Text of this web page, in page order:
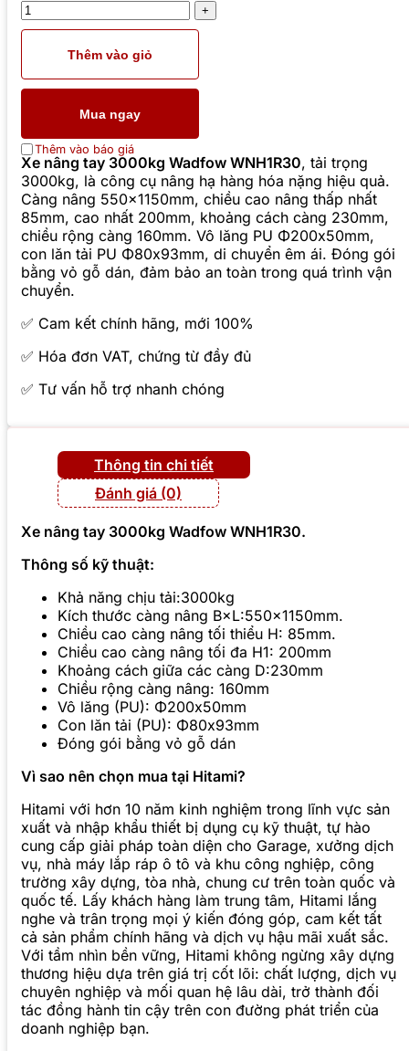
Thêm vào giỏ
Mua ngay
Thêm vào báo giá
Xe nâng tay 3000kg Wadfow WNH1R30, tải trọng
3000kg, là công cụ nâng hạ hàng hóa nặng hiệu quả.
Càng nâng 550x1150mm, chiều cao nâng thấp nhất
85mm, cao nhất 200mm, khoảng cách càng 230mm,
chiều rộng càng 160mm. Vô lăng PU Φ200x50mm,
con lăn tải PU Φ80x93mm, di chuyển êm ái. Đóng gói
bằng vỏ gỗ dán, đảm bảo an toàn trong quá trình vận
chuyển.
✅ Cam kết chính hãng, mới 100%
✅ Hóa đơn VAT, chứng từ đầy đủ
✅ Tư vấn hỗ trợ nhanh chóng
Thông tin chi tiết
Đánh giá (0)
Xe nâng tay 3000kg Wadfow WNH1R30.
Thông số kỹ thuật:
Khả năng chịu tải:3000kg
Kích thước càng nâng B×L:550×1150mm.
Chiều cao càng nâng tối thiểu H: 85mm.
Chiều cao càng nâng tối đa H1: 200mm
Khoảng cách giữa các càng D:230mm
Chiều rộng càng nâng: 160mm
Vô lăng (PU): Φ200x50mm
Con lăn tải (PU): Φ80x93mm
Đóng gói bằng vỏ gỗ dán
Vì sao nên chọn mua tại Hitami?
Hitami với hơn 10 năm kinh nghiệm trong lĩnh vực sản
xuất và nhập khẩu thiết bị dụng cụ kỹ thuật, tự hào
cung cấp giải pháp toàn diện cho Garage, xưởng dịch
vụ, nhà máy lắp ráp ô tô và khu công nghiệp, công
trường xây dựng, tòa nhà, chung cư trên toàn quốc và
quốc tế. Lấy khách hàng làm trung tâm, Hitami lắng
nghe và trân trọng mọi ý kiến đóng góp, cam kết tất
cả sản phẩm chính hãng và dịch vụ hậu mãi xuất sắc.
Với tầm nhìn bền vững, Hitami không ngừng xây dựng
thương hiệu dựa trên giá trị cốt lõi: chất lượng, dịch vụ
chuyên nghiệp và mối quan hệ lâu dài, trở thành đối
tác đồng hành tin cậy trên con đường phát triển của
doanh nghiệp bạn.